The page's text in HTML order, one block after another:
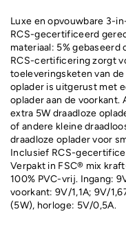
Luxe en opvouwbare 3-
RCS-gecertificeerd
materiaal: 5%
RCS-certificering zorgt
toeleveringsketen van
oplader is uitgerust met
oplader aan de voorkant.
extra 5W draadloze
of andere kleine
draadloze oplader voor
Inclusief RCS-
Verpakt in FSC® mix
100% PVC-vrij. Ingang:
voorkant: 9V/1,1A; 9V/
(5W), horloge: 5V/0,5A.